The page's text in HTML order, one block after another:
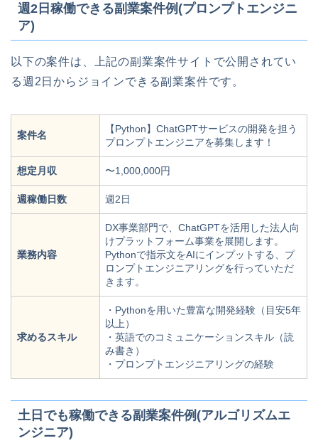
週2日稼働できる副業案件例(プロンプトエンジニ
ア)
以下の案件は、上記の副業案件サイトで公開されてい
る週2日からジョインできる副業案件です。
案件名
【Python】ChatGPTサービスの開発を担う
プロンプトエンジニアを募集します！
想定月収 〜1,000,000円
週稼働日数 週2日
業務内容
DX事業部門で、ChatGPTを活用した法人向
けプラットフォーム事業を展開します。
Pythonで指示文をAIにインプットする、プ
ロンプトエンジニアリングを行っていただ
きます。
求めるスキル
・Pythonを用いた豊富な開発経験（目安5年
以上）
・英語でのコミュニケーションスキル（読
み書き）
・プロンプトエンジニアリングの経験
土日でも稼働できる副業案件例(アルゴリズムエ
ンジニア)